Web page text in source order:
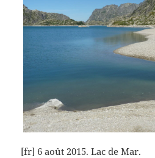
[fr] 6 août 2015. Lac de Mar.